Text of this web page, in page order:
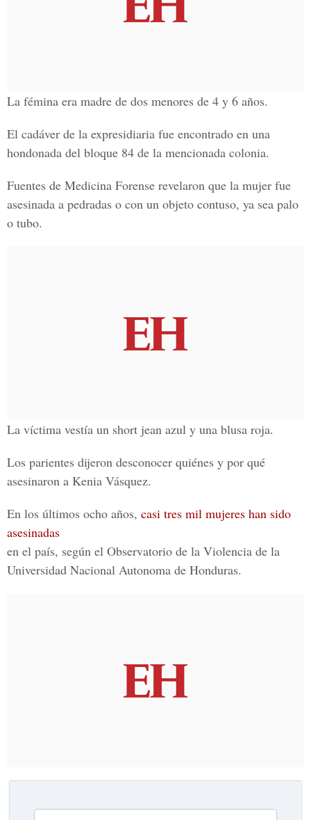
La fémina era madre de dos menores de 4 y 6 años.
El cadáver de la expresidiaria fue encontrado en una
hondonada del bloque 84 de la mencionada colonia.
Fuentes de Medicina Forense revelaron que la mujer fue
asesinada a pedradas o con un objeto contuso, ya sea palo
o tubo.
La víctima vestía un short jean azul y una blusa roja.
Los parientes dijeron desconocer quiénes y por qué
asesinaron a Kenia Vásquez.
En los últimos ocho años, casi tres mil mujeres han sido
asesinadas
en el país, según el Observatorio de la Violencia de la
Universidad Nacional Autonoma de Honduras.